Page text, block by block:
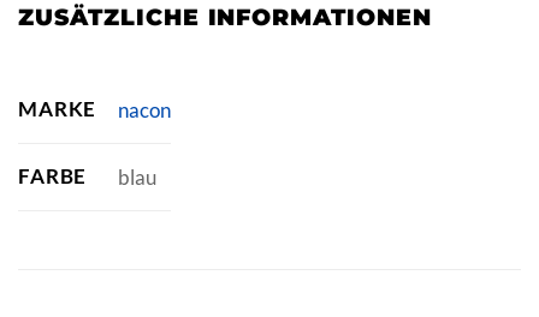
ZUSÄTZLICHE INFORMATIONEN
MARKE nacon
FARBE blau